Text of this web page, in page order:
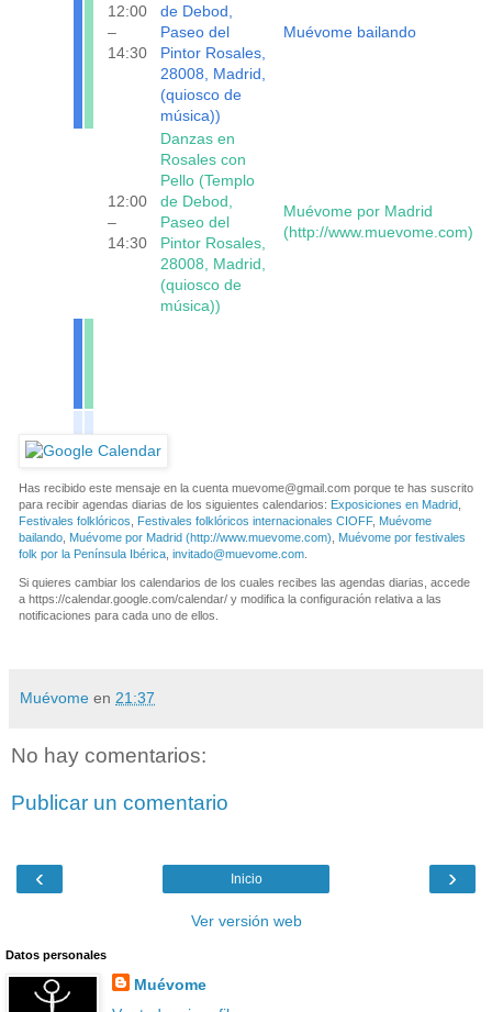
12:00
–
14:30
de Debod,
Paseo del
Pintor Rosales,
28008, Madrid,
(quiosco de
música))
Muévome bailando
12:00
–
14:30
Danzas en
Rosales con
Pello (Templo
de Debod,
Paseo del
Pintor Rosales,
28008, Madrid,
(quiosco de
música))
Muévome por Madrid
(http://www.muevome.com)
Has recibido este mensaje en la cuenta muevome@gmail.com porque te has suscrito
para recibir agendas diarias de los siguientes calendarios: Exposiciones en Madrid
Festivales folklóricos
Festivales folklóricos internacionales CIOFF, Muévome
bailando Muévome por Madrid (http://www.muevome.com)
Muévome por festivales
folk por la Península Ibérica invitado@muevome.com
Si quieres cambiar los calendarios de los cuales recibes las agendas diarias, accede
a https://calendar.google.com/calendar/ y modifica la configuración relativa a las
notificaciones para cada uno de ellos.
Muévome en 21:37
No hay comentarios:
Publicar un comentario
‹ ›
Inicio
Ver versión web
Datos personales
Muévome